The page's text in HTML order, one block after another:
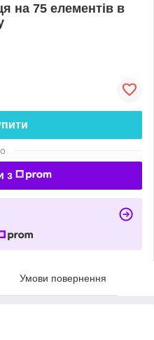
на 75 елементів в
з
Умови повернення